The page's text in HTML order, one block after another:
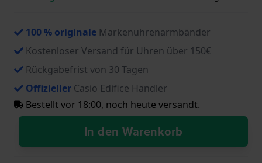
100 % originale Markenuhrenarmbänder
Kostenloser Versand für Uhren über 150€
Rückgabefrist von 30 Tagen
Offizieller Casio Edifice Händler
Bestellt vor 18:00, noch heute versandt.
In den Warenkorb